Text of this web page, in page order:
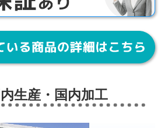
生産・国内加工